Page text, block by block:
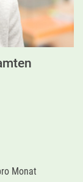
Monat